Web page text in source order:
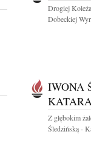
Drogiej
Dobeckiej
IWONA
Z głębokim
Śledzińską -